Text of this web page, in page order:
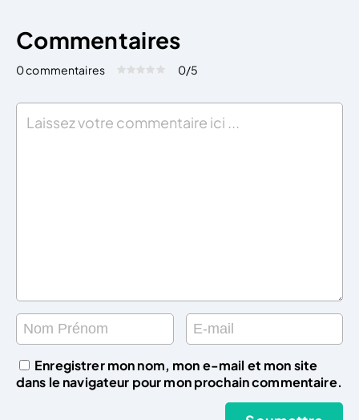
Commentaires
0 commentaires Évaluez cet article:
0/5
Enregistrer mon nom, mon e-mail et mon site
dans le navigateur pour mon prochain commentaire.